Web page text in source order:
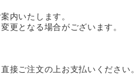
内いたします。
更となる場合がございます。
接ご注文の上お支払いください。